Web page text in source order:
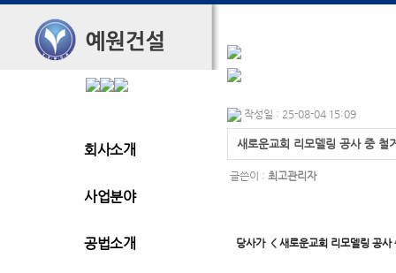
회사소개
사업분야
공법소개
작성일 : 25-08-04 15:09
새로운교회 리모델링 공사 중 철
글쓴이 : 최고관리자
당사가 <새로운교회 리모델링 공사